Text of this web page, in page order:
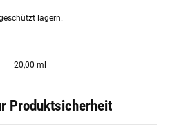
lagern.
20,00 ml
Produktsicherheit